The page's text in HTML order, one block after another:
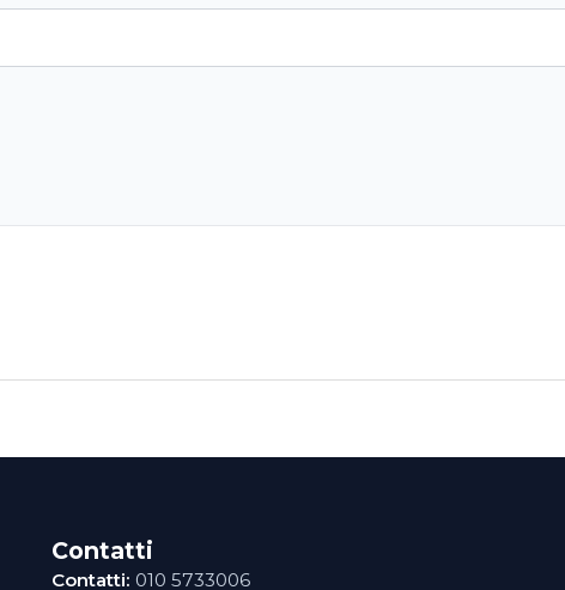
Contatti
Contatti: 010 5733006